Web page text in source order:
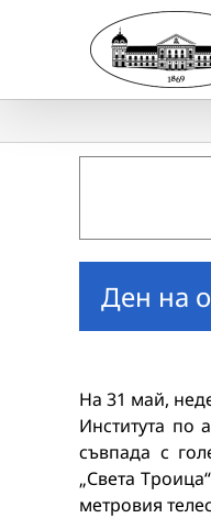
Ден на
На 31 май,
Института по
съвпада с
„Света
метровия